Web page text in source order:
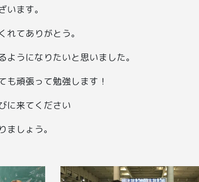
います。
れてありがとう。
ようになりたいと思いました。
も頑張って勉強します！
に来てください
ましょう。